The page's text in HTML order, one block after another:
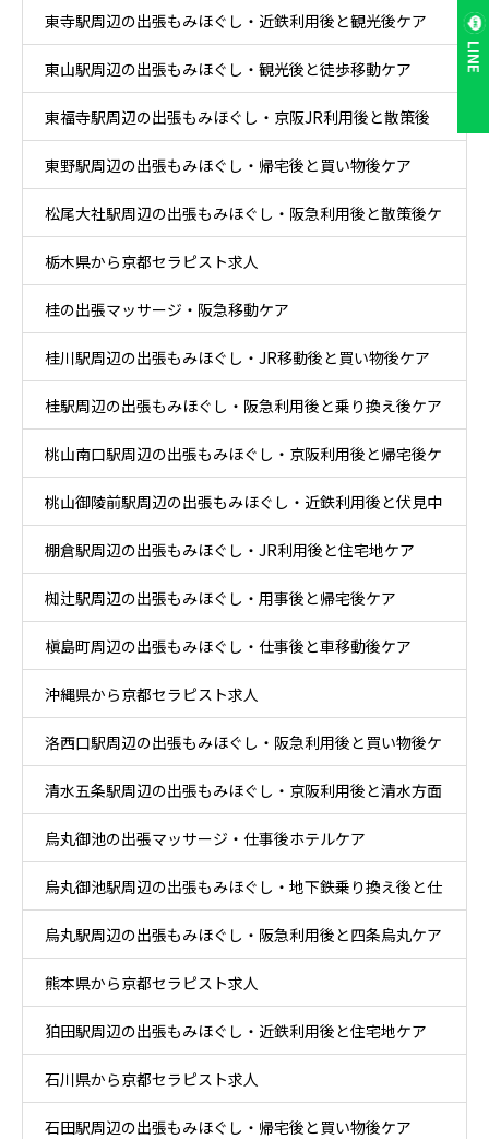
LINE
東寺駅周辺の出張もみほぐし・近鉄利用後と観光後ケア
東山駅周辺の出張もみほぐし・観光後と徒歩移動ケア
東福寺駅周辺の出張もみほぐし・京阪JR利用後と散策後
ケア
東野駅周辺の出張もみほぐし・帰宅後と買い物後ケア
松尾大社駅周辺の出張もみほぐし・阪急利用後と散策後ケ
ア
栃木県から京都セラピスト求人
桂の出張マッサージ・阪急移動ケア
桂川駅周辺の出張もみほぐし・JR移動後と買い物後ケア
桂駅周辺の出張もみほぐし・阪急利用後と乗り換え後ケア
桃山南口駅周辺の出張もみほぐし・京阪利用後と帰宅後ケ
ア
桃山御陵前駅周辺の出張もみほぐし・近鉄利用後と伏見中
心部ケア
棚倉駅周辺の出張もみほぐし・JR利用後と住宅地ケア
椥辻駅周辺の出張もみほぐし・用事後と帰宅後ケア
槇島町周辺の出張もみほぐし・仕事後と車移動後ケア
沖縄県から京都セラピスト求人
洛西口駅周辺の出張もみほぐし・阪急利用後と買い物後ケ
ア
清水五条駅周辺の出張もみほぐし・京阪利用後と清水方面
散策ケア
烏丸御池の出張マッサージ・仕事後ホテルケア
烏丸御池駅周辺の出張もみほぐし・地下鉄乗り換え後と仕
事帰りケア
烏丸駅周辺の出張もみほぐし・阪急利用後と四条烏丸ケア
熊本県から京都セラピスト求人
狛田駅周辺の出張もみほぐし・近鉄利用後と住宅地ケア
石川県から京都セラピスト求人
石田駅周辺の出張もみほぐし・帰宅後と買い物後ケア